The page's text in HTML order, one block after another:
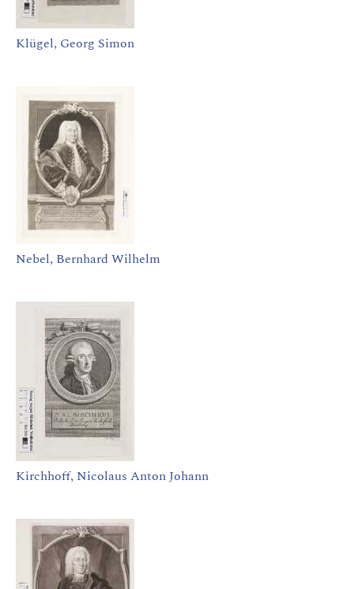
Klügel, Georg Simon
Nebel, Bernhard Wilhelm
Kirchhoff, Nicolaus Anton Johann